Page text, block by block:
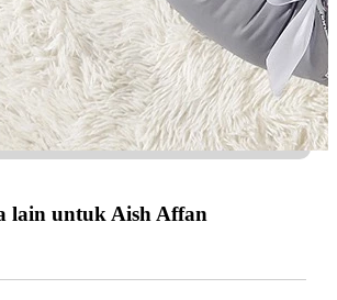
lain untuk Aish Affan